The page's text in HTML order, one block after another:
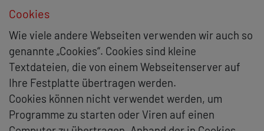
Cookies
Wie viele andere Webseiten verwenden wir auch so
genannte „Cookies“. Cookies sind kleine
Textdateien, die von einem Webseitenserver auf
Ihre Festplatte übertragen werden.
Cookies können nicht verwendet werden, um
Programme zu starten oder Viren auf einen